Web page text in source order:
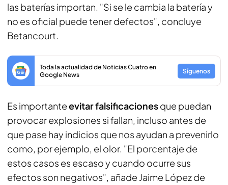
las baterías importan. "Si se le cambia la batería y
no es oficial puede tener defectos", concluye
Betancourt.
Toda la actualidad de Noticias Cuatro en
Google News
Síguenos
Es importanteevitar falsificacionesque puedan
provocar explosiones si fallan, incluso antes de
que pase hay indicios que nos ayudan a prevenirlo
como, por ejemplo, el olor. "El porcentaje de
estos casos es escaso y cuando ocurre sus
efectos son negativos", añade Jaime López de